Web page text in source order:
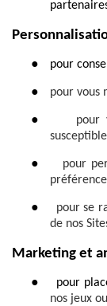
● pour
● pour vous
●
pour
●
pour
●
pour se
de nos
Marketing et
●
pour
nos jeux